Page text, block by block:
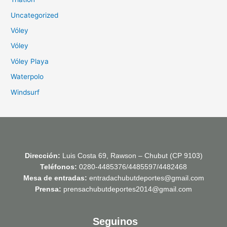
Uncategorized
Vóley
Vóley
Vóley Playa
Waterpolo
Windsurf
Dirección: Luis Costa 69, Rawson – Chubut (CP 9103)
Teléfonos: 0280-4485376/4485597/4482468
Mesa de entradas: entradachubutdeportes@gmail.com
Prensa: prensachubutdeportes2014@gmail.com
Seguinos